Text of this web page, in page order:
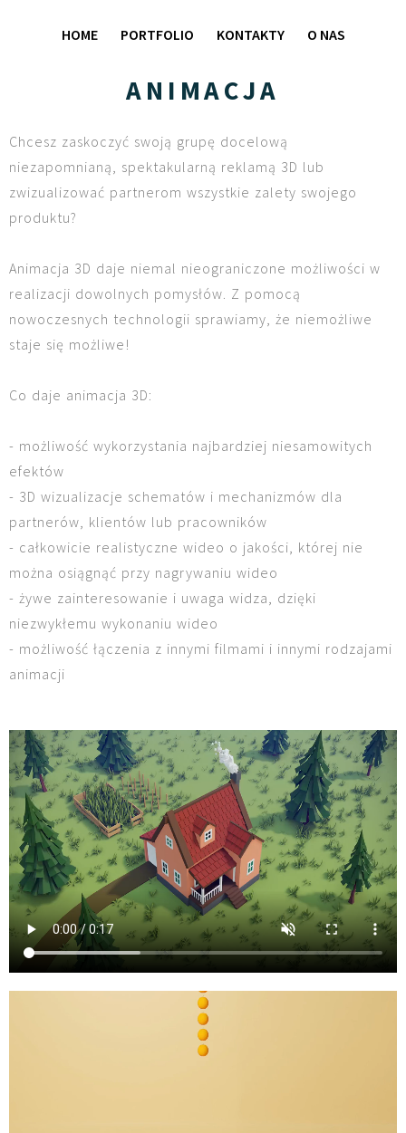
HOME PORTFOLIO KONTAKTY O NAS
ANIMACJA
Chcesz zaskoczyć swoją grupę docelową
niezapomnianą, spektakularną reklamą 3D lub
zwizualizować partnerom wszystkie zalety swojego
produktu?
Animacja 3D daje niemal nieograniczone możliwości w
realizacji dowolnych pomysłów. Z pomocą
nowoczesnych technologii sprawiamy, że niemożliwe
staje się możliwe!
Co daje animacja 3D:
- możliwość wykorzystania najbardziej niesamowitych
efektów
- 3D wizualizacje schematów i mechanizmów dla
partnerów, klientów lub pracowników
- całkowicie realistyczne wideo o jakości, której nie
można osiągnąć przy nagrywaniu wideo
- żywe zainteresowanie i uwaga widza, dzięki
niezwykłemu wykonaniu wideo
- możliwość łączenia z innymi filmami i innymi rodzajami
animacji